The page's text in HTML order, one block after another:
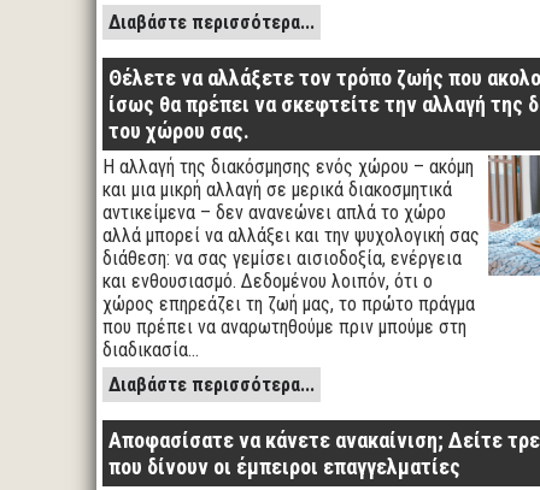
Διαβάστε περισσότερα...
Θέλετε να αλλάξετε τον τρόπο ζωής που
ίσως θα πρέπει να σκεφτείτε την αλλαγή της
του χώρου σας.
Η αλλαγή της διακόσμησης ενός χώρου – ακόμη
και μια μικρή αλλαγή σε μερικά διακοσμητικά
αντικείμενα – δεν ανανεώνει απλά το χώρο
αλλά μπορεί να αλλάξει και την ψυχολογική σας
διάθεση: να σας γεμίσει αισιοδοξία, ενέργεια
και ενθουσιασμό. Δεδομένου λοιπόν, ότι ο
χώρος επηρεάζει τη ζωή μας, το πρώτο πράγμα
που πρέπει να αναρωτηθούμε πριν μπούμε στη
διαδικασία…
Διαβάστε περισσότερα...
Αποφασίσατε να κάνετε ανακαίνιση; Δείτε
που δίνουν οι έμπειροι επαγγελματίες